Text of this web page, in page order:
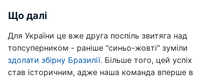
Що далі
Для України це вже друга поспіль звитяга над
топсуперником - раніше "синьо-жовті" зуміли
здолати збірну Бразилії. Більше того, цей успіх
став історичним, адже наша команда вперше в